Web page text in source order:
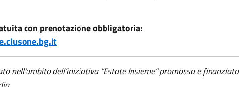
con prenotazione obbligatoria:
nell’ambito dell’iniziativa “Estate Insieme” promossa e finanziata